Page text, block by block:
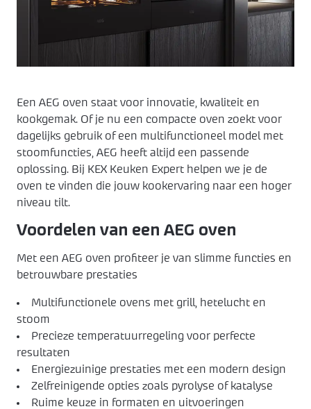
Made by DAS
Keukenapparatuur
Showroom uitverkoop
Werkwijze
Vacatures
Openingstijden
ZZP keukenmonteur
Een AEG oven staat voor innovatie, kwaliteit en
kookgemak. Of je nu een compacte oven zoekt voor
dagelijks gebruik of een multifunctioneel model met
stoomfuncties, AEG heeft altijd een passende
oplossing. Bij KEX Keuken Expert helpen we je de
oven te vinden die jouw kookervaring naar een hoger
niveau tilt.
Voordelen van een AEG oven
Met een AEG oven profiteer je van slimme functies en
betrouwbare prestaties
Multifunctionele ovens met grill, hetelucht en
stoom
Precieze temperatuurregeling voor perfecte
resultaten
Energiezuinige prestaties met een modern design
Zelfreinigende opties zoals pyrolyse of katalyse
Ruime keuze in formaten en uitvoeringen